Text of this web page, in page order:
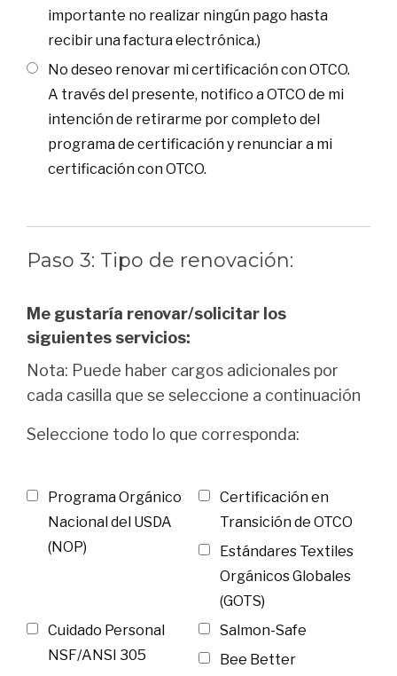
importante no realizar ningún pago hasta
recibir una factura electrónica.)
No deseo renovar mi certificación con OTCO.
A través del presente, notifico a OTCO de mi
intención de retirarme por completo del
programa de certificación y renunciar a mi
certificación con OTCO.
Paso 3: Tipo de renovación:
Me gustaría renovar/solicitar los
siguientes servicios:
Programa Orgánico
Nacional del USDA
(NOP)
Certificación en
Transición de OTCO
Estándares Textiles
Orgánicos Globales
(GOTS)
Cuidado Personal
NSF/ANSI 305
Salmon-Safe
Bee Better
Nota: Puede haber cargos adicionales por
cada casilla que se seleccione a continuación
Seleccione todo lo que corresponda: